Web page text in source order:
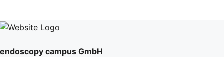
endoscopy campus GmbH